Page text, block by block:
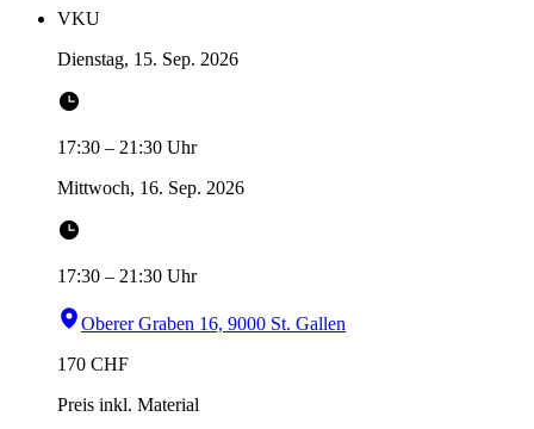
VKU
Dienstag, 15. Sep. 2026
17:30 – 21:30 Uhr
Mittwoch, 16. Sep. 2026
17:30 – 21:30 Uhr
Oberer Graben 16, 9000 St. Gallen
170 CHF
Preis inkl. Material